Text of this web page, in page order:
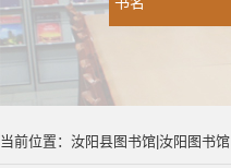
当前位置： 汝阳县图书馆|汝阳图书馆